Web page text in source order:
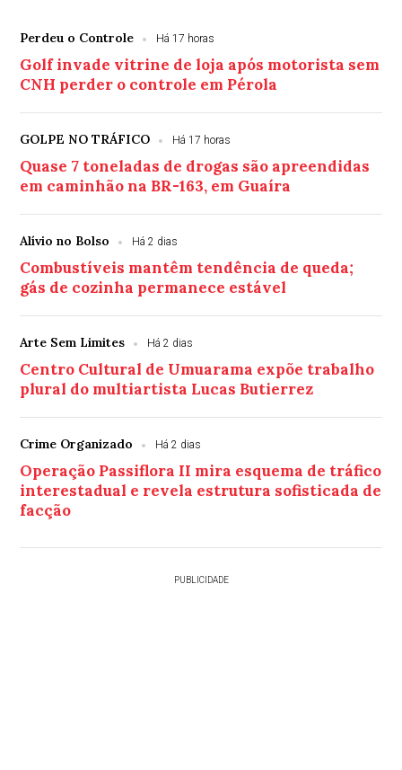
Perdeu o Controle Há 17 horas
Golf invade vitrine de loja após motorista sem
CNH perder o controle em Pérola
GOLPE NO TRÁFICO Há 17 horas
Quase 7 toneladas de drogas são apreendidas
em caminhão na BR-163, em Guaíra
Alívio no Bolso Há 2 dias
Combustíveis mantêm tendência de queda;
gás de cozinha permanece estável
Arte Sem Limites Há 2 dias
Centro Cultural de Umuarama expõe trabalho
plural do multiartista Lucas Butierrez
Crime Organizado Há 2 dias
Operação Passiflora II mira esquema de tráfico
interestadual e revela estrutura sofisticada de
facção
PUBLICIDADE